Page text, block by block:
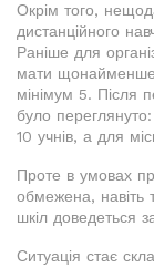
Окрім того,
дистанційного
Раніше для
мати щонайменше
мінімум 5. Після
було
10 учнів, а для
Проте в умовах
обмежена, навіть
шкіл доведеться
Ситуація стає